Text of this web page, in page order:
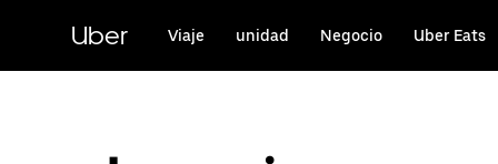
contenido
principal
Uber Viaje unidad Negocio Uber Eats